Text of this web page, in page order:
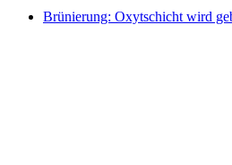
Brünierung: Oxytschicht wird